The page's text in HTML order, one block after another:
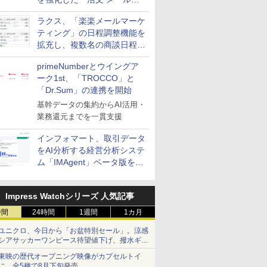
送信防止アドインサービス」
を提供
ラクス、「楽楽メールマーケ
ティング」の日程調整機能を
拡充し、複数名の商談日程調
整を効率化
primeNumberとウイングア
ーク1st、「TROCCO」と
「Dr.Sum」の連携を開始
基幹データの集約からAI活用・
業務還元までを一貫支援
インフォマート、取引データ
をAI分析する経営分析システ
ム「IMAgent」ベータ版を提
Impress Watchシリーズ 人気記事
24時間 1週間 1カ月
ニクロ、今日から「お盆特別セール」。涼感
アサッカーワンピース待望値下げ、撥水ギア
ョーツは1990円に
映の歴代オープニング映像がカプセルトイ